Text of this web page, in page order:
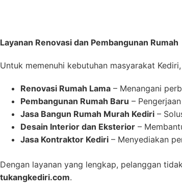
Layanan Renovasi dan Pembangunan Rumah
Untuk memenuhi kebutuhan masyarakat
Renovasi Rumah Lama – Menangani
Pembangunan Rumah Baru –
Jasa Bangun Rumah Murah Kediri –
Desain Interior dan Eksterior –
Jasa Kontraktor Kediri – Menyediakan
Dengan layanan yang lengkap, pelanggan
tukangkediri.com.